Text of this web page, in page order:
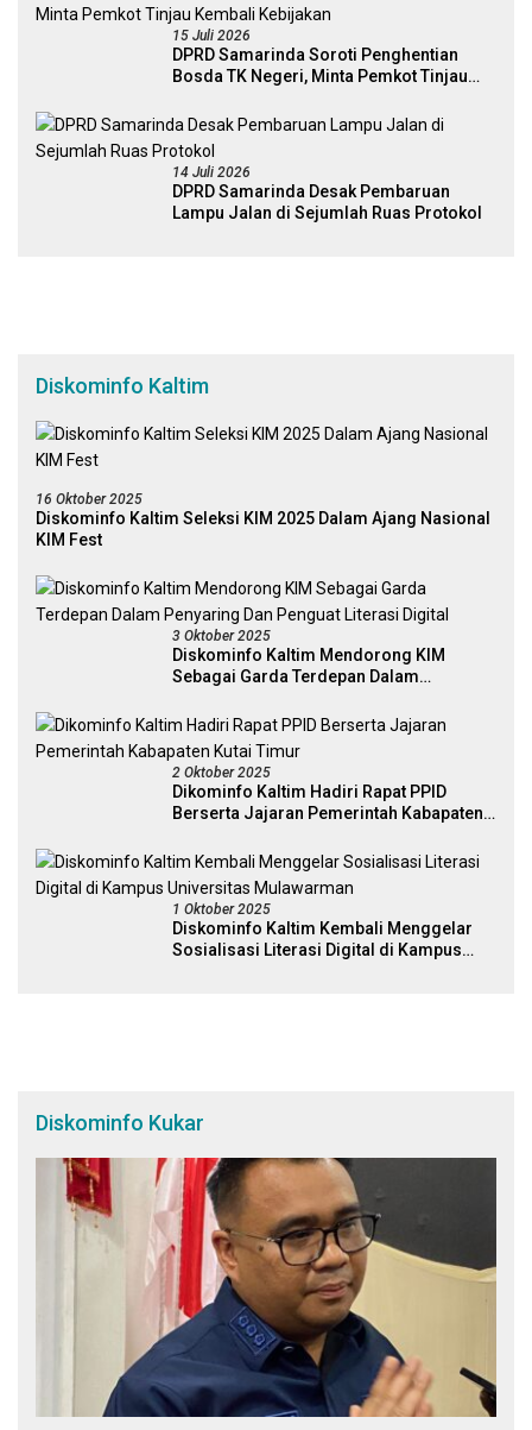
15 Juli 2026
DPRD Samarinda Soroti Penghentian
Bosda TK Negeri, Minta Pemkot Tinjau
14 Juli 2026
DPRD Samarinda Desak Pembaruan
Lampu Jalan di Sejumlah Ruas Protokol
Diskominfo Kaltim
16 Oktober 2025
Diskominfo Kaltim Seleksi KIM 2025 Dalam Ajang Nasional
KIM Fest
3 Oktober 2025
Diskominfo Kaltim Mendorong KIM
Sebagai Garda Terdepan Dalam
2 Oktober 2025
Dikominfo Kaltim Hadiri Rapat PPID
Berserta Jajaran Pemerintah Kabapaten
1 Oktober 2025
Diskominfo Kaltim Kembali Menggelar
Sosialisasi Literasi Digital di Kampus
Diskominfo Kukar